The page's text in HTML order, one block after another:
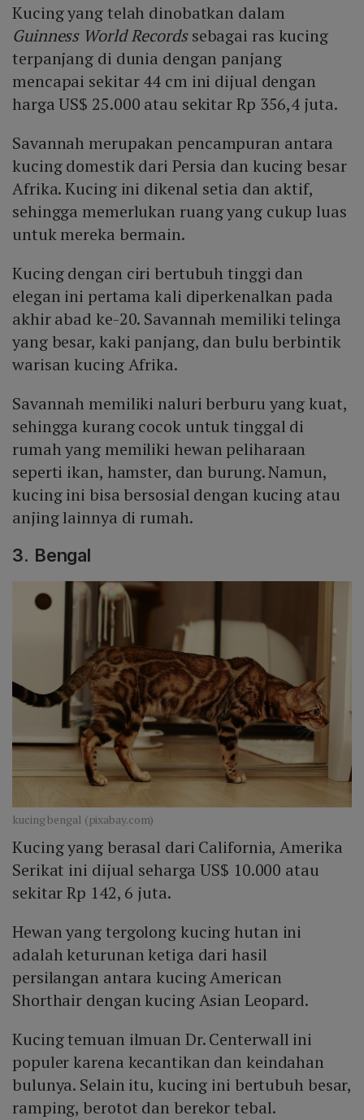
Kucing yang telah dinobatkan dalam
Guinness World Recordssebagai ras kucing
terpanjang di dunia dengan panjang
mencapai sekitar 44 cm ini dijual dengan
harga US$ 25.000 atau sekitar Rp 356,4 juta.
Savannah merupakan pencampuran antara
kucing domestik dari Persia dan kucing besar
Afrika. Kucing ini dikenal setia dan aktif,
sehingga memerlukan ruang yang cukup luas
untuk mereka bermain.
Kucing dengan ciri bertubuh tinggi dan
elegan ini pertama kali diperkenalkan pada
akhir abad ke-20. Savannah memiliki telinga
yang besar, kaki panjang, dan bulu berbintik
warisan kucing Afrika.
Savannah memiliki naluri berburu yang kuat,
sehingga kurang cocok untuk tinggal di
rumah yang memiliki hewan peliharaan
seperti ikan, hamster, dan burung. Namun,
kucing ini bisa bersosial dengan kucing atau
anjing lainnya di rumah.
3. Bengal
kucing bengal (pixabay.com)
Kucing yang berasal dari California, Amerika
Serikat ini dijual seharga US$ 10.000 atau
sekitar Rp 142, 6 juta.
Hewan yang tergolong kucing hutan ini
adalah keturunan ketiga dari hasil
persilangan antara kucing American
Shorthair dengan kucing Asian Leopard.
Kucing temuan ilmuan Dr. Centerwall ini
populer karena kecantikan dan keindahan
bulunya. Selain itu, kucing ini bertubuh besar,
ramping, berotot dan berekor tebal.